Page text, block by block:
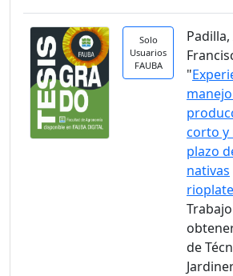
Solo
Usuarios
FAUBA
"
corto y
plazo
nativas
de